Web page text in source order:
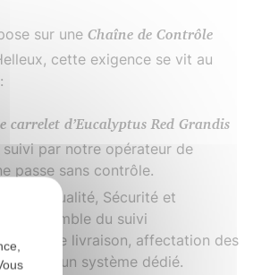
sur une Chaîne de Contrôle
cette exigence se vit au
carrelet d’Eucalyptus Red Grandis
par notre opérateur de
passe sans contrôle.
Qualité, Sécurité et
l’ensemble du suivi
bons de livraison, affectation des
dans un système dédié.